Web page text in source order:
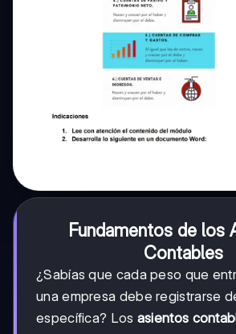
Fundamentos de los
Contables
¿Sabías que cada peso que
una empresa debe registrarse
específica? Los asientos